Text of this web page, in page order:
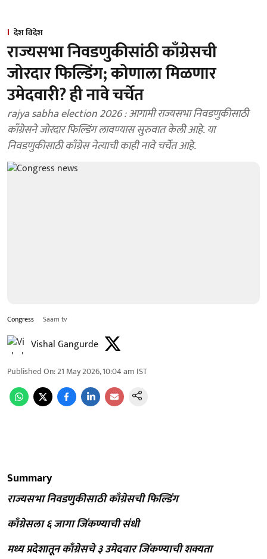
देश विदेश
राज्यसभा निवडणुकीसांठी काँग्रेसची
जोरदार फिल्डिंग; कोणाला मिळणार
उमेदवारी? ही नावे चर्चेत
rajya sabha election 2026 : आगामी राज्यसभा निवडणुकीसाठी
काँग्रेसने जोरदार फिल्डिंग लावण्यास सुरुवात केली आहे. या
निवडणुकीसाठी काँग्रेस नेत्याची काही नावे चर्चेत आहे.
Congress Saam tv
Vishal Gangurde
Published On:21 May 2026, 10:04 am IST
Summary
राज्यसभा निवडणुकीसाठी काँग्रेसची फिल्डिंग
काँग्रेसला ६ जागा जिंकण्याची संधी
मध्य प्रदेशातून काँग्रेसचे ३ उमेदवार जिंकण्याची शक्यता